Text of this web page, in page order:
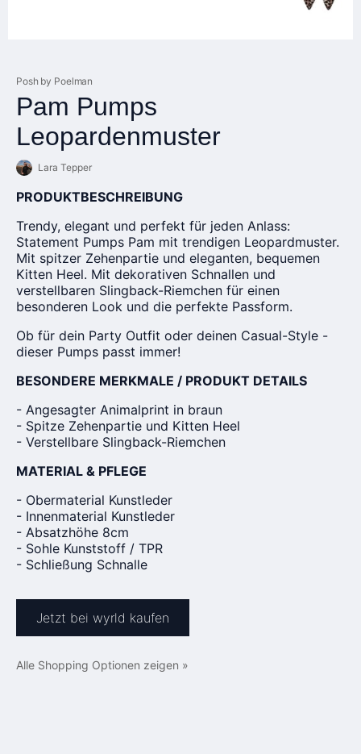
Posh by Poelman
Pam Pumps
Leopardenmuster
Lara Tepper
PRODUKTBESCHREIBUNG
Trendy, elegant und perfekt für jeden Anlass:
Statement Pumps Pam mit trendigen Leopardmuster.
Mit spitzer Zehenpartie und eleganten, bequemen
Kitten Heel. Mit dekorativen Schnallen und
verstellbaren Slingback-Riemchen für einen
besonderen Look und die perfekte Passform.
Ob für dein Party Outfit oder deinen Casual-Style -
dieser Pumps passt immer!
BESONDERE MERKMALE / PRODUKT DETAILS
- Angesagter Animalprint in braun
- Spitze Zehenpartie und Kitten Heel
- Verstellbare Slingback-Riemchen
MATERIAL & PFLEGE
- Obermaterial Kunstleder
- Innenmaterial Kunstleder
- Absatzhöhe 8cm
- Sohle Kunststoff / TPR
- Schließung Schnalle
Jetzt bei wyrld kaufen
Alle Shopping Optionen zeigen »